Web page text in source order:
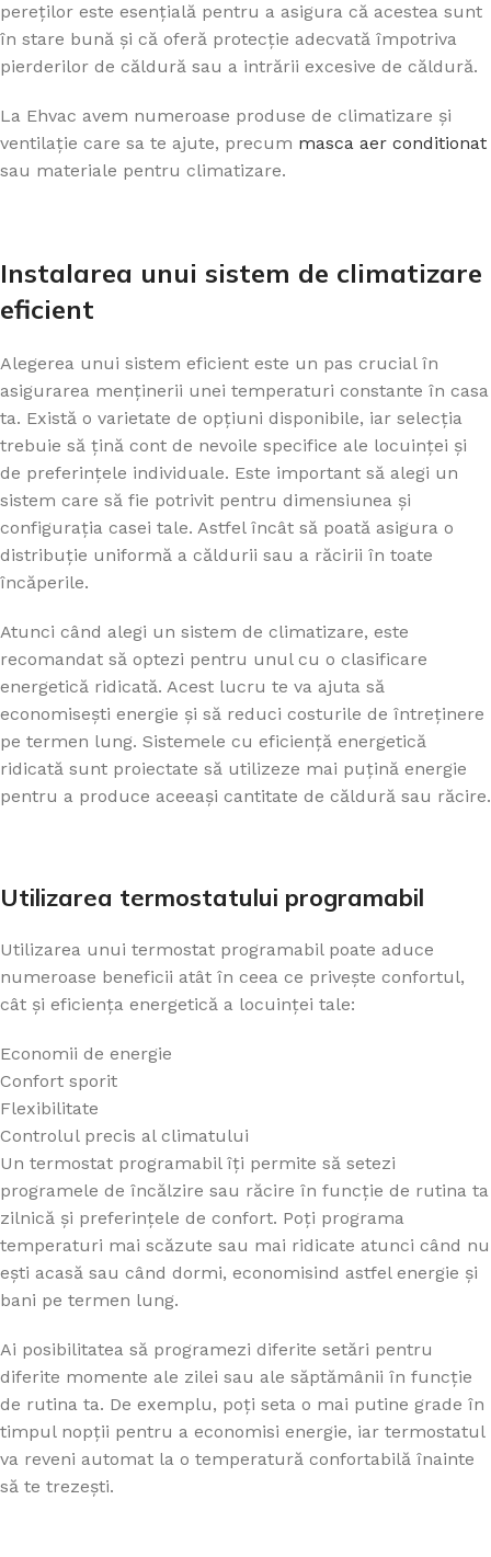
pereților este esențială pentru a asigura că acestea sunt
în stare bună și că oferă protecție adecvată împotriva
pierderilor de căldură sau a intrării excesive de căldură.
La Ehvac avem numeroase produse de climatizare și
ventilație care sa te ajute, precum masca aer conditionat
sau materiale pentru climatizare.
Instalarea unui sistem de climatizare
eficient
Alegerea unui sistem eficient este un pas crucial în
asigurarea menținerii unei temperaturi constante în casa
ta. Există o varietate de opțiuni disponibile, iar selecția
trebuie să țină cont de nevoile specifice ale locuinței și
de preferințele individuale. Este important să alegi un
sistem care să fie potrivit pentru dimensiunea și
configurația casei tale. Astfel încât să poată asigura o
distribuție uniformă a căldurii sau a răcirii în toate
încăperile.
Atunci când alegi un sistem de climatizare, este
recomandat să optezi pentru unul cu o clasificare
energetică ridicată. Acest lucru te va ajuta să
economisești energie și să reduci costurile de întreținere
pe termen lung. Sistemele cu eficiență energetică
ridicată sunt proiectate să utilizeze mai puțină energie
pentru a produce aceeași cantitate de căldură sau răcire.
Utilizarea termostatului programabil
Utilizarea unui termostat programabil poate aduce
numeroase beneficii atât în ceea ce privește confortul,
cât și eficiența energetică a locuinței tale:
Economii de energie
Confort sporit
Flexibilitate
Controlul precis al climatului
Un termostat programabil îți permite să setezi
programele de încălzire sau răcire în funcție de rutina ta
zilnică și preferințele de confort. Poți programa
temperaturi mai scăzute sau mai ridicate atunci când nu
ești acasă sau când dormi, economisind astfel energie și
bani pe termen lung.
Ai posibilitatea să programezi diferite setări pentru
diferite momente ale zilei sau ale săptămânii în funcție
de rutina ta. De exemplu, poți seta o mai putine grade în
timpul nopții pentru a economisi energie, iar termostatul
va reveni automat la o temperatură confortabilă înainte
să te trezești.